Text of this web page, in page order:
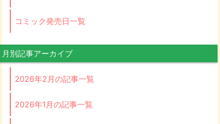
コミック発売日一覧
月別記事アーカイブ
2026年2月の記事一覧
2026年1月の記事一覧